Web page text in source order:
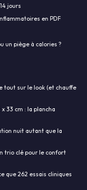
jours
en PDF
un piège à calories ?
tout sur le look (et chauffe
33 cm : la plancha
nuit autant que la
trio clé pour le confort
que 262 essais cliniques